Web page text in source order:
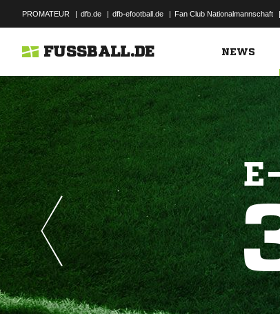
PROMATEUR | dfb.de | dfb-efootball.de | Fan Club Nationalmannschaft |
FUSSBALL.DE NEWS